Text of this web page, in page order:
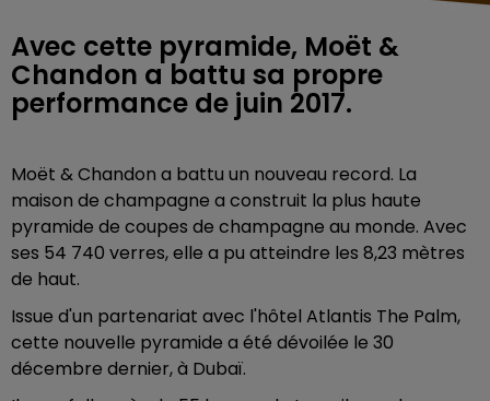
Avec cette pyramide, Moët &
Chandon a battu sa propre
performance de juin 2017.
Moët & Chandon a battu un nouveau record. La
maison de champagne a construit la plus haute
pyramide de coupes de champagne au monde. Avec
ses 54 740 verres, elle a pu atteindre les 8,23 mètres
de haut.
Issue d'un partenariat avec l'hôtel Atlantis The Palm,
cette nouvelle pyramide a été dévoilée le 30
décembre dernier, à Dubaï.